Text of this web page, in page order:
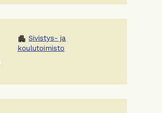
apartment Sivistys- ja
koulutoimisto